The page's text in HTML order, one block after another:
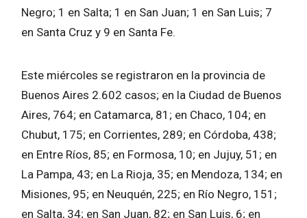
Negro; 1 en Salta; 1 en San Juan; 1 en San Luis; 7
en Santa Cruz y 9 en Santa Fe.
Este miércoles se registraron en la provincia de
Buenos Aires 2.602 casos; en la Ciudad de Buenos
Aires, 764; en Catamarca, 81; en Chaco, 104; en
Chubut, 175; en Corrientes, 289; en Córdoba, 438;
en Entre Ríos, 85; en Formosa, 10; en Jujuy, 51; en
La Pampa, 43; en La Rioja, 35; en Mendoza, 134; en
Misiones, 95; en Neuquén, 225; en Río Negro, 151;
en Salta, 34; en San Juan, 82; en San Luis, 6; en